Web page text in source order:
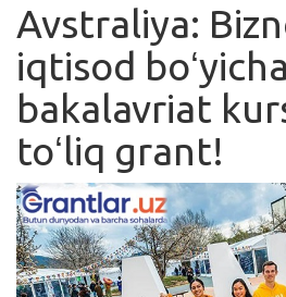
Ishlar
Kurslar
Blog
Yana
Qidirish
Avstraliya:
iqtisod boʻyicha
bakalavriat
toʻliq grant!